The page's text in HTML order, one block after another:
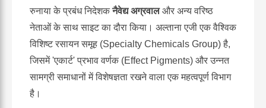
रुनाया के प्रबंध निदेशकनैवेद्य अग्रवालऔर अन्य वरिष्ठ
नेताओं के साथ साइट का दौरा किया। अल्ताना एजी एक वैश्विक
विशिष्ट रसायन समूह (Specialty Chemicals Group) है,
जिसमें 'एकार्ट' प्रभाव वर्णक (Effect Pigments) और उन्नत
सामग्री समाधानों में विशेषज्ञता रखने वाला एक महत्वपूर्ण विभाग
है।